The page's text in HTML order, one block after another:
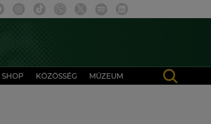
SHOP KÖZÖSSÉG MÚZEUM